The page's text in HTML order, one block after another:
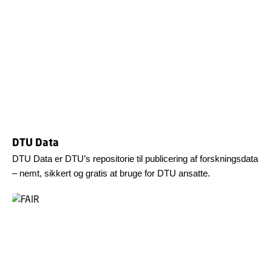
DTU Data
DTU Data er DTU’s repositorie til publicering af forskningsdata
– nemt, sikkert og gratis at bruge for DTU ansatte.